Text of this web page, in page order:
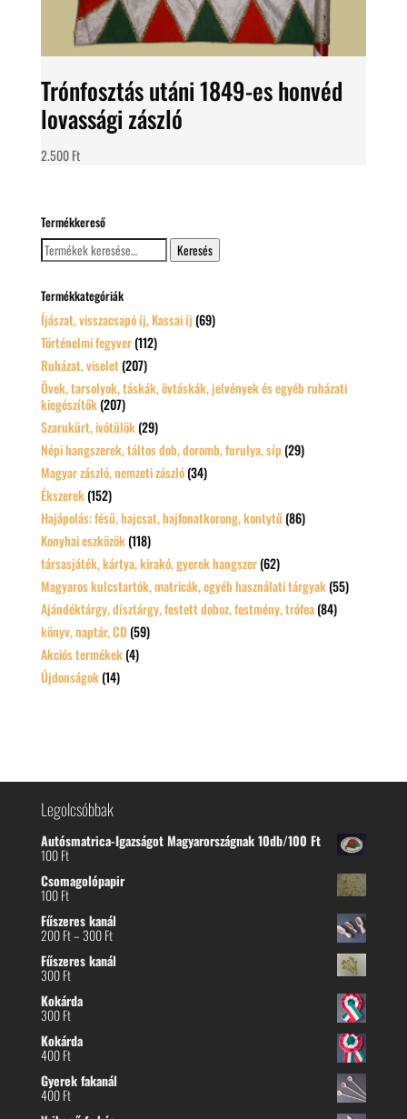
Trónfosztás utáni 1849-es honvéd
lovassági zászló
2.500Ft
Termékkereső
Keresés
a
Keresés
Termékkategóriák
Íjászat, visszacsapó íj, Kassai íj (69)
Történelmi fegyver (112)
Ruházat, viselet (207)
Övek, tarsolyok, táskák, övtáskák, jelvények és egyéb ruházati
kiegészítők (207)
Szarukürt, ivótülök (29)
Népi hangszerek, táltos dob, doromb, furulya, síp (29)
Magyar zászló, nemzeti zászló (34)
Ékszerek (152)
Hajápolás: fésű, hajcsat, hajfonatkorong, kontytű (86)
Konyhai eszközök (118)
társasjáték, kártya, kirakó, gyerek hangszer (62)
Magyaros kulcstartók, matricák, egyéb használati tárgyak (55)
Ajándéktárgy, dísztárgy, festett doboz, festmény, trófea (84)
könyv, naptár, CD (59)
Akciós termékek (4)
Újdonságok (14)
Legolcsóbbak
Autósmatrica-Igazságot Magyarországnak 10db/100 Ft
100Ft
Csomagolópapir
100Ft
Fűszeres kanál
200Ft–300FtÁrtartomány:
-
Fűszeres kanál
300Ft
Kokárda
300Ft
Kokárda
400Ft
Gyerek fakanál
400Ft